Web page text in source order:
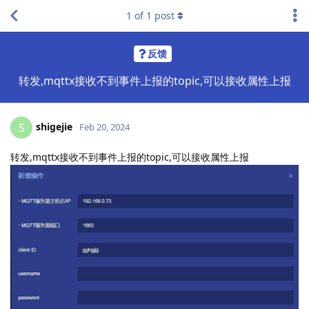
反馈
转发,mqttx接收不到事件上报的topic,可以接收属性上报
1 of 1 post
S shigejie Feb 20, 2024
转发,mqttx接收不到事件上报的topic,可以接收属性上报